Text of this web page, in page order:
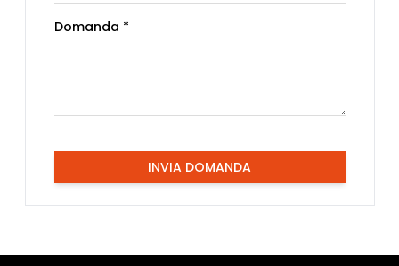
Domanda *
INVIA DOMANDA